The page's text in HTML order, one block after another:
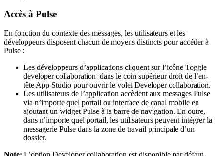
Accès à Pulse
En fonction du contexte des messages, les utilisateurs et les
développeurs disposent chacun de moyens distincts pour accéder à
Pulse :
Les développeurs d’applications cliquent sur l’icône Toggle
developer collaboration dans le coin supérieur droit de l’en-
tête App Studio pour ouvrir le volet Developer collaboration.
Les utilisateurs de l’application accèdent aux messages Pulse
via n’importe quel portail ou interface de canal mobile en
ajoutant un widget Pulse à la barre de navigation. En outre,
dans n’importe quel portail, les utilisateurs peuvent intégrer la
messagerie Pulse dans la zone de travail principale d’un
dossier.
Note: L’option Developer collaboration est disponible par défaut,